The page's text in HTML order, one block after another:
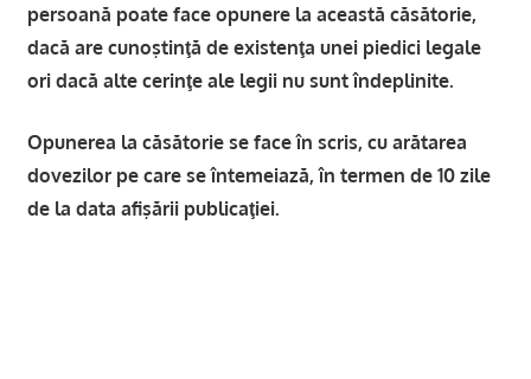
persoană poate face opunere la această căsătorie,
dacă are cunoştinţă de existenţa unei piedici legale
ori dacă alte cerinţe ale legii nu sunt îndeplinite.
Opunerea la căsătorie se face în scris, cu arătarea
dovezilor pe care se întemeiază, în termen de 10 zile
de la data afişării publicaţiei.